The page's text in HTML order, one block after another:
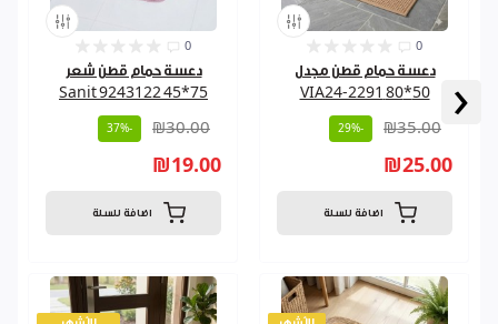
‹
0
دعسة حمام قطن شعر
75*45 9243122 Sanit
₪30.00
-37%
₪19.00
اضافة للسلة
0
دعسة حمام قطن مجدل
50*80 VIA24-2291
₪35.00
-29%
₪25.00
اضافة للسلة